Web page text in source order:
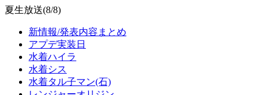
夏生放送(8/8)
新情報/発表内容まとめ
アプデ実装日
水着ハイラ
水着シス
水着タル子マン(石)